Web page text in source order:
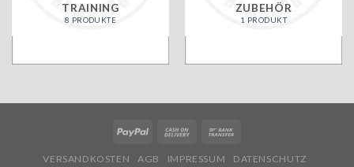
TRAINING
8 PRODUKTE
ZUBEHÖR
1 PRODUKT
VERSANDKOSTEN AGB IMPRESSUM
DATENSCHUTZ